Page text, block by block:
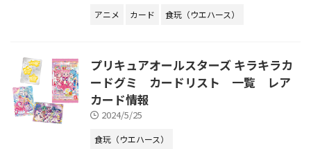
アニメ カード 食玩（ウエハース）
プリキュアオールスターズ キラキラカ
ードグミ カードリスト 一覧 レア
カード情報
2024/5/25
食玩（ウエハース）